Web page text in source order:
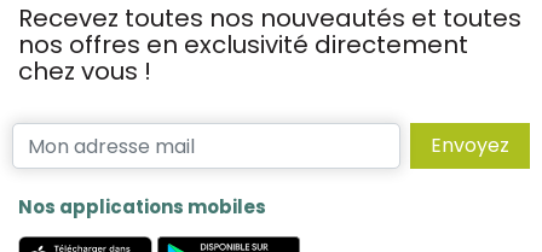
Recevez toutes nos nouveautés et toutes
nos offres en exclusivité directement
chez vous !
Envoyez
Nos applications mobiles